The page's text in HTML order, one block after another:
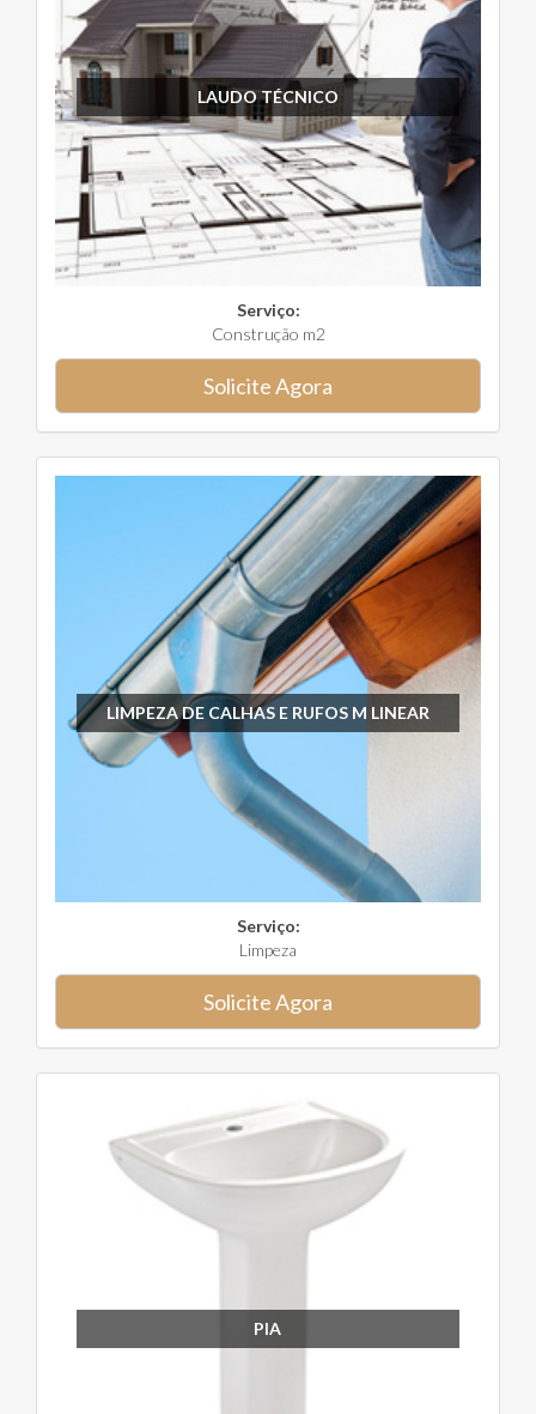
LAUDO TÉCNICO
Serviço:
Construção m2
Solicite Agora
LIMPEZA DE CALHAS E RUFOS M LINEAR
Serviço:
Limpeza
Solicite Agora
PIA